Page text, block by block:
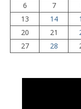
6
7
13
14
20
21
27
28